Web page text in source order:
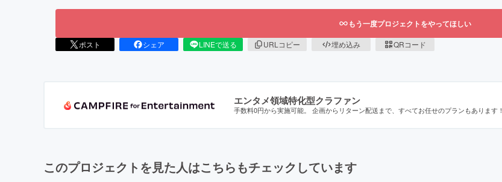
もう一度プロジェクトをやってほしい
ポスト シェア LINEで送る URLコピー 埋め込み QRコード
エンタメ領域特化型クラファン
手数料0円から実施可能。 企画からリターン配送まで、すべてお任せのプランもあります！
このプロジェクトを見た人はこちらもチェックしています